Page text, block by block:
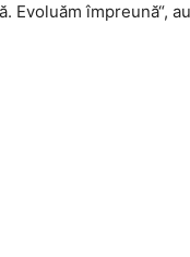
Evoluăm împreună“,